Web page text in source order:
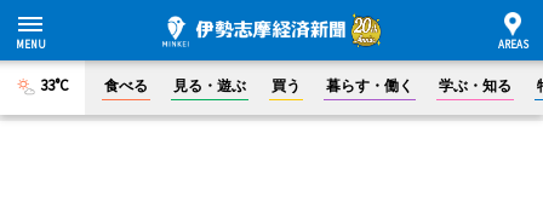
33°C 食べる 見る・遊ぶ 買う 暮らす・働く 学ぶ・知る